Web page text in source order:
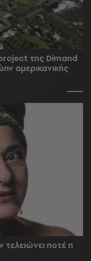
της Dimand
αμερικανικής
τελειώνει ποτέ η